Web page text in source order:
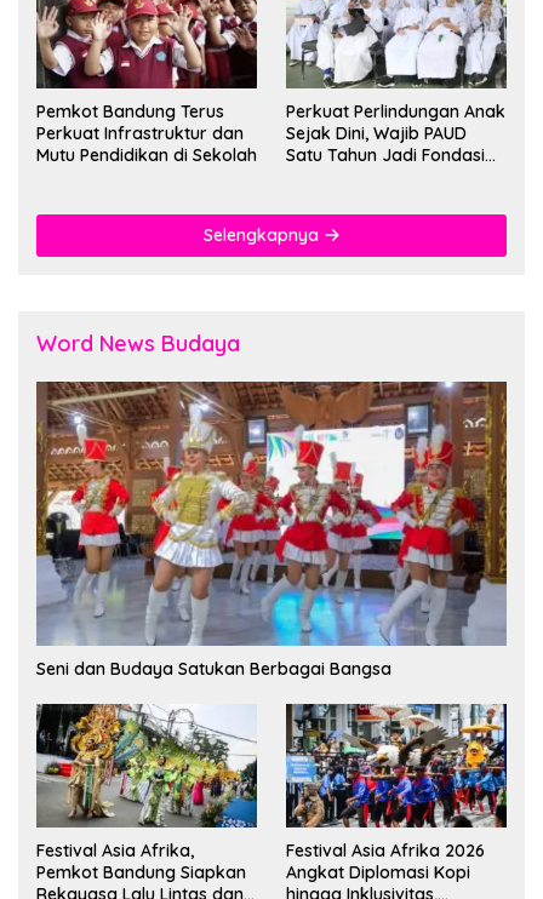
Pemkot Bandung Terus
Perkuat Infrastruktur dan
Mutu Pendidikan di Sekolah
Perkuat Perlindungan Anak
Sejak Dini, Wajib PAUD
Satu Tahun Jadi Fondasi
Selengkapnya
Word News Budaya
Seni dan Budaya Satukan Berbagai Bangsa
Festival Asia Afrika,
Pemkot Bandung Siapkan
Rekayasa Lalu Lintas dan
Festival Asia Afrika 2026
Angkat Diplomasi Kopi
hingga Inklusivitas,